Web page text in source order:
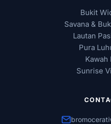
Bukit
Savana &
Lautan
Pura
Kawah
Sunrise